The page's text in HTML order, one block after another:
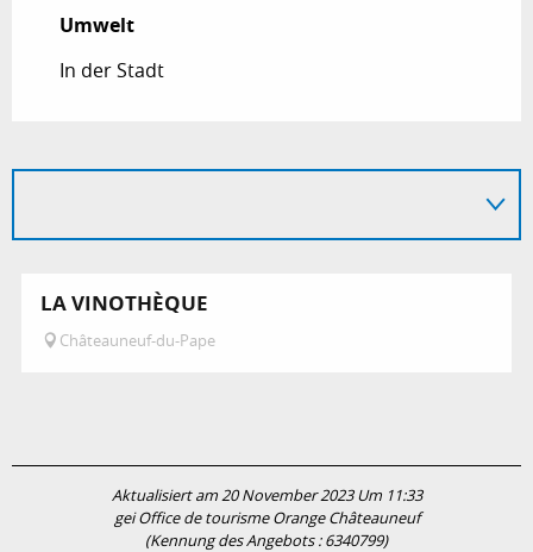
Umwelt
Umwelt
In der Stadt
LA VINOTHÈQUE
Châteauneuf-du-Pape
Aktualisiert am 20 November 2023 Um 11:33
gei Office de tourisme Orange Châteauneuf
(Kennung des Angebots :6340799)